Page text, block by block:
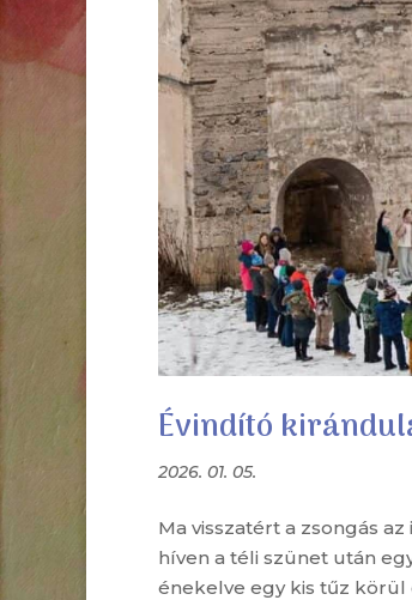
Évindító
2026. 01. 05.
Ma visszatért a zsongás
híven a téli szünet után
énekelve egy kis tűz körül